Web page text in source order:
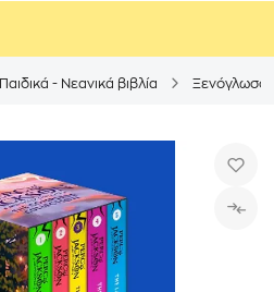
Παιδικά - Νεανικά βιβλία